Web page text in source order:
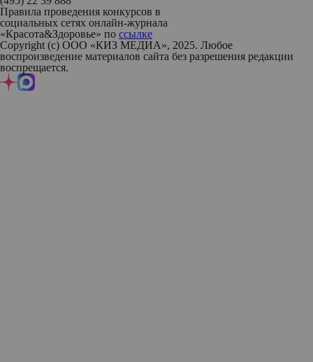
Правила проведения конкурсов в
социальных сетях онлайн-журнала
«Красота&Здоровье» по ссылке
Copyright (с) ООО «КИЗ МЕДИА», 2025. Любое
воспроизведение материалов сайта без разрешения редакции
воспрещается.